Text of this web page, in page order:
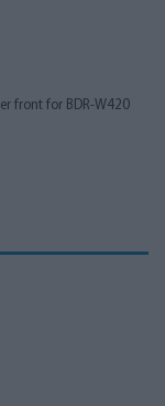
front for BDR-W420